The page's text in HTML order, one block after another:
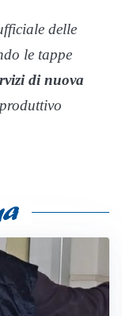
delle
le tappe
di nuova